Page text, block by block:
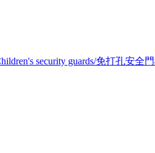
security guards/免打孔安全